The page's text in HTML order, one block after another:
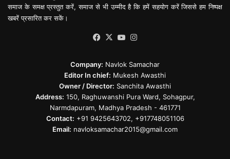
समाज के समक्ष प्रस्तुत करें, समाज से भी उम्मीद है कि हमें सहयोग करें जिससे हम निष्पक्ष
खबरें प्रसारित कर सकें।
Facebook
X YouTube
Company: Navlok Samachar
Editor In chief: Mukesh Awasthi
Owner / Director: Sanchita Awasthi
Address: 150, Raghuwanshi Pura Ward, Sohagpur,
Narmdapuram, Madhya Pradesh - 461771
Contact: +91 9425643702, +917748051106
Email: navloksamachar2015@gmail.com